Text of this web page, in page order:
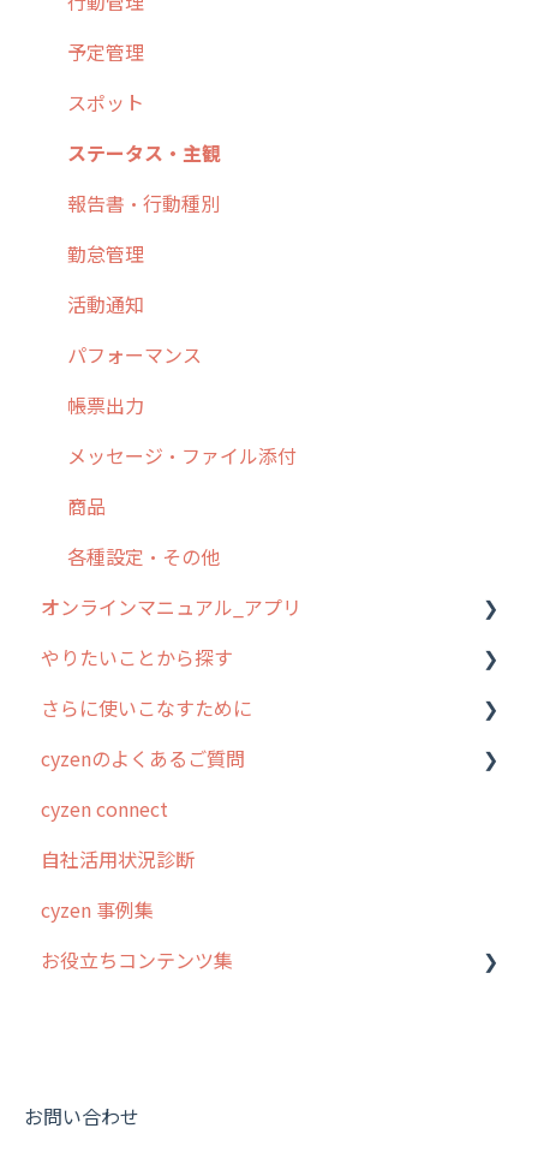
4. cyzen利用前の準備：システム管理者編
5. 基本的な使い方：システム管理者編
6. 基本的な使い方：ユーザー編
7. 初心者向けよくある質問集
8. 用語集
9. もっと便利に利用するための設定
10.ユーザー向けおすすめの使い方
【業界業種別】cyzen設定方法
予定管理
スポット
ステータス・主観
報告書・行動種別
勤怠管理
活動通知
パフォーマンス
帳票出力
メッセージ・ファイル添付
商品
各種設定・その他
オンラインマニュアル_アプリ
アプリの使い始め
ホーム画面
スポット
報告閲覧
予定
日報
履歴
パフォーマンス
やりたいことから探す
行動管理
勤怠管理
予定管理
スポット
ステータス・主観
報告書・行動種別
活動通知
さらに使いこなすために
はじめに
スポット・ステータス関連オプション
交通費自動計算
安全走行支援
写真管理・高画質化
その他オプション
cyzenのよくあるご質問
ログインについて
グループ・ユーザーについて
GPS・位置情報 について
ルート自動記録 について
報告書について
cyzen connect
自社活用状況診断
cyzen 事例集
お役立ちコンテンツ集
動画集：共通
お問い合わせ